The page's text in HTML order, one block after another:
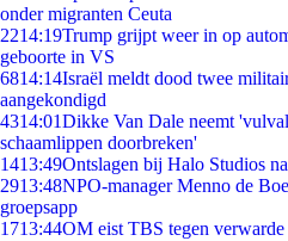
onder migranten Ceuta
2214:19Trump grijpt weer in op
geboorte in VS
6814:14Israël meldt dood twee
aangekondigd
4314:01Dikke Van Dale neemt
schaamlippen doorbreken'
1413:49Ontslagen bij Halo Studios
2913:48NPO-manager Menno de
groepsapp
1713:44OM eist TBS tegen verwarde